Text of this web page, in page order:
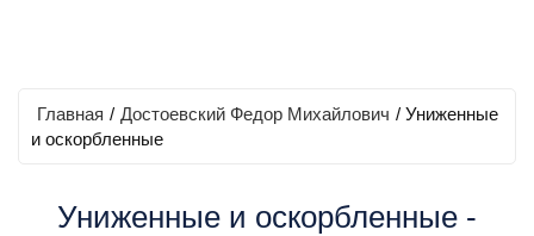
Главная / Достоевский Федор Михайлович / Униженные
и оскорбленные
Униженные и оскорбленные -